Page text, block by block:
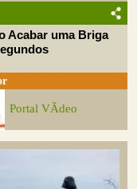
Acabar uma Briga
Portal VÃ­deo